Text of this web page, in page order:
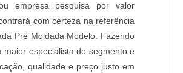
empresa pesquisa por valor
com certeza na referência
Pré Moldada Modelo. Fazendo
maior especialista do segmento e
qualidade e preço justo em